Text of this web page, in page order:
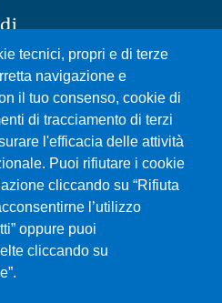
tecnici, propri e di terze
navigazione e
il tuo consenso, cookie di
di tracciamento di terzi
l'efficacia delle attività
Puoi rifiutare i cookie
cliccando su “Rifiuta
l’utilizzo
oppure puoi
cliccando su